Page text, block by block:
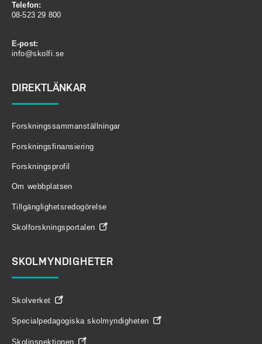
Telefon:
08-523 29 800
E-post:
info@skolfi.se
DIREKTLÄNKAR
Forskningssammanställningar
Forskningsfinansiering
Forskningsprofil
Om webbplatsen
Tillgänglighetsredogörelse
Skolforskningsportalen
SKOLMYNDIGHETER
Skolverket
Specialpedagogiska skolmyndigheten
Skolinspektionen